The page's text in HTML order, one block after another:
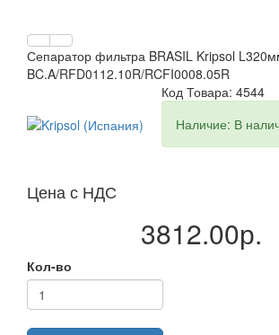
Сепаратор фильтра BRASIL Kripsol
BC.A/RFD0112.10R/RCFI0008.05R
Код Товара: 4544
Наличие: В
Цена с НДС
3812.00р.
Кол-во